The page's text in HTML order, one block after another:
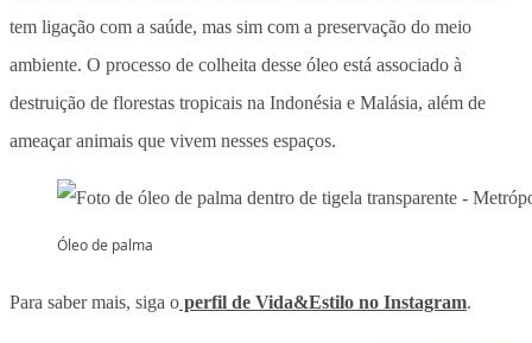
tem ligação com a saúde, mas sim com a preservação do meio
ambiente. O processo de colheita desse óleo está associado à
destruição de florestas tropicais na Indonésia e Malásia, além de
ameaçar animais que vivem nesses espaços.
Óleo de palma
Para saber mais, siga o perfil de Vida&Estilo no Instagram.